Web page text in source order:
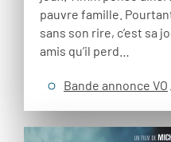
pauvre famille.
sans son rire, c’est sa
amis qu’il perd…
Bande annonce VO